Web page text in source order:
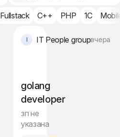
Fullstack C++ PHP 1C Mobile
IT People groupвчера
golang
developer
зп не
указана